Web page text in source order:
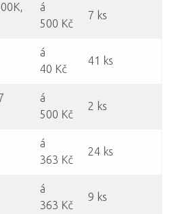
á
500 Kč
7 ks
á
40 Kč
41 ks
á
500 Kč
2 ks
á
363 Kč
24 ks
á
363 Kč
9 ks